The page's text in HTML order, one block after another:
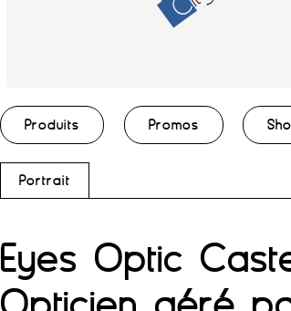
Produits Promos
Portrait
Eyes Optic